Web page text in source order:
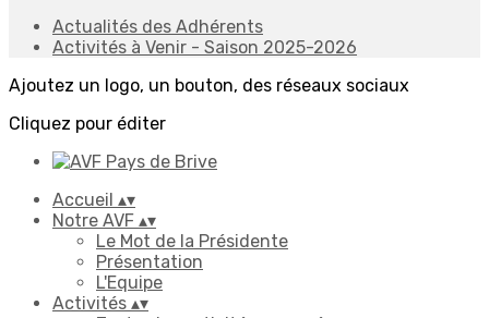
Actualités des Adhérents
Activités à Venir - Saison 2025-2026
Ajoutez un logo, un bouton, des réseaux sociaux
Cliquez pour éditer
Accueil ▴▾
Notre AVF ▴▾
Le Mot de la Présidente
Présentation
L'Equipe
Activités ▴▾